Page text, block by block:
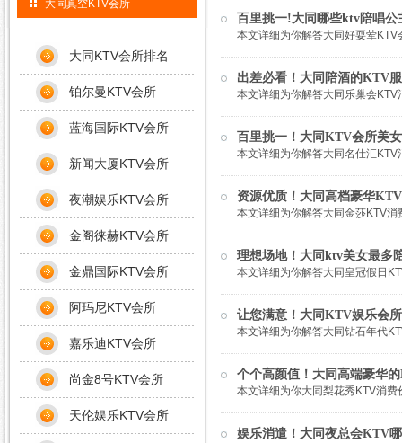
百里挑一!大同哪些ktv陪唱
本文详细为你解答大同好耍荤
出差必看！大同陪酒的KTV
本文详细为你解答大同乐巢会
百里挑一！大同KTV会所美
本文详细为你解答大同名仕汇
资源优质！大同高档豪华
本文详细为你解答大同金莎KTV
理想场地！大同ktv美女最多
本文详细为你解答大同皇冠假日
让您满意！大同KTV娱乐会
本文详细为你解答大同钻石年代
个个高颜值！大同高端豪华
本文详细为你大同梨花秀KTV消
娱乐消遣！大同夜总会KTV
大同真空KTV会所
大同KTV会所排名
铂尔曼KTV会所
蓝海国际KTV会所
新闻大厦KTV会所
夜潮娱乐KTV会所
金阁徕赫KTV会所
金鼎国际KTV会所
阿玛尼KTV会所
嘉乐迪KTV会所
尚金8号KTV会所
天伦娱乐KTV会所